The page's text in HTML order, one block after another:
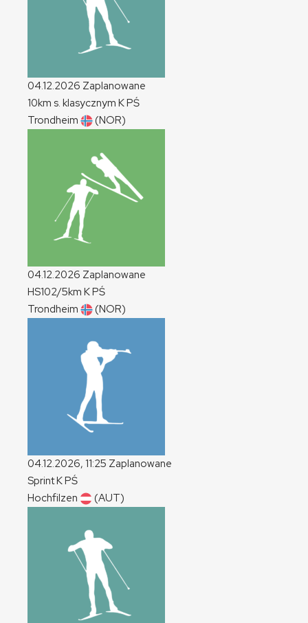
04.12.2026 Zaplanowane
10km s. klasycznym KPŚ
Trondheim
(NOR)
04.12.2026 Zaplanowane
HS102/5km KPŚ
Trondheim
(NOR)
04.12.2026, 11:25 Zaplanowane
SprintKPŚ
Hochfilzen
(AUT)